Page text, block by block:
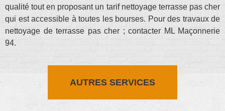
qualité tout en proposant un tarif nettoyage terrasse pas cher
qui est accessible à toutes les bourses. Pour des travaux de
nettoyage de terrasse pas cher ; contacter ML Maçonnerie
94.
AUTRES SERVICES